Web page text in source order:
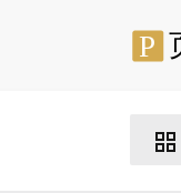
grid_view